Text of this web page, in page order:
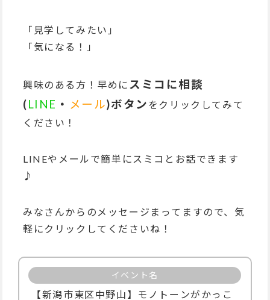
「見学してみたい」
「気になる！」
興味のある方！早めに スミコに相談
(LINE ・ メール)ボタン をクリックしてみて
ください！
LINEやメールで簡単にスミコとお話できます
♪
みなさんからのメッセージまってますので、気
軽にクリックしてくださいね！
イベント名
【新潟市東区中野山】モノトーンがかっこ